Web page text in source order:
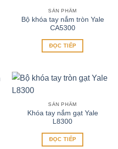
SẢN PHẨM
Bộ khóa tay nắm tròn Yale
CA5300
ĐỌC TIẾP
SẢN PHẨM
Khóa tay nắm gạt Yale
L8300
ĐỌC TIẾP